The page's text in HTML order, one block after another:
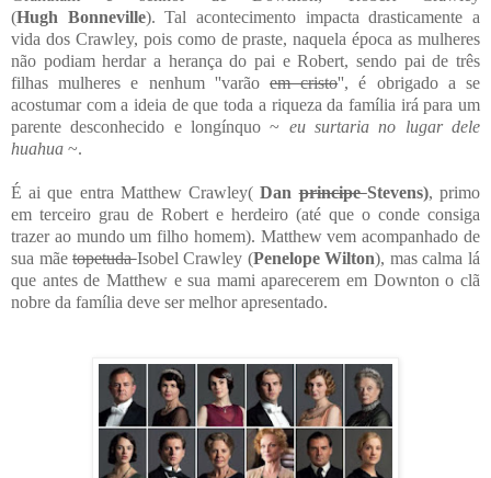
(Hugh Bonneville). Tal acontecimento impacta drasticamente a
vida dos Crawley, pois como de praste, naquela época as mulheres
não podiam herdar a herança do pai e Robert, sendo pai de três
filhas mulheres e nenhum ''varão em cristo'', é obrigado a se
acostumar com a ideia de que toda a riqueza da família irá para um
parente desconhecido e longínquo ~ eu surtaria no lugar dele
huahua ~.
É ai que entra Matthew Crawley(DanprincipeStevens), primo
em terceiro grau de Robert e herdeiro (até que o conde consiga
trazer ao mundo um filho homem). Matthew vem acompanhado de
sua mãetopetudaIsobel Crawley (Penelope Wilton), mas calma lá
que antes de Matthew e sua mami aparecerem em Downton o clã
nobre da família deve ser melhor apresentado.